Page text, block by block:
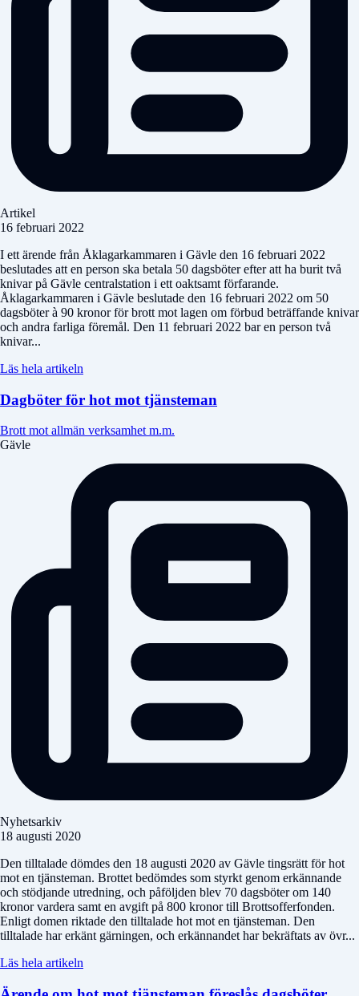
Artikel
16 februari 2022
I ett ärende från Åklagarkammaren i Gävle den 16 februari 2022
beslutades att en person ska betala 50 dagsböter efter att ha burit två
knivar på Gävle centralstation i ett oaktsamt förfarande.
Åklagarkammaren i Gävle beslutade den 16 februari 2022 om 50
dagsböter à 90 kronor för brott mot lagen om förbud beträffande knivar
och andra farliga föremål. Den 11 februari 2022 bar en person två
knivar...
Läs hela artikeln
Dagböter för hot mot tjänsteman
Brott mot allmän verksamhet m.m.
Gävle
Nyhetsarkiv
18 augusti 2020
Den tilltalade dömdes den 18 augusti 2020 av Gävle tingsrätt för hot
mot en tjänsteman. Brottet bedömdes som styrkt genom erkännande
och stödjande utredning, och påföljden blev 70 dagsböter om 140
kronor vardera samt en avgift på 800 kronor till Brottsofferfonden.
Enligt domen riktade den tilltalade hot mot en tjänsteman. Den
tilltalade har erkänt gärningen, och erkännandet har bekräftats av övr...
Läs hela artikeln